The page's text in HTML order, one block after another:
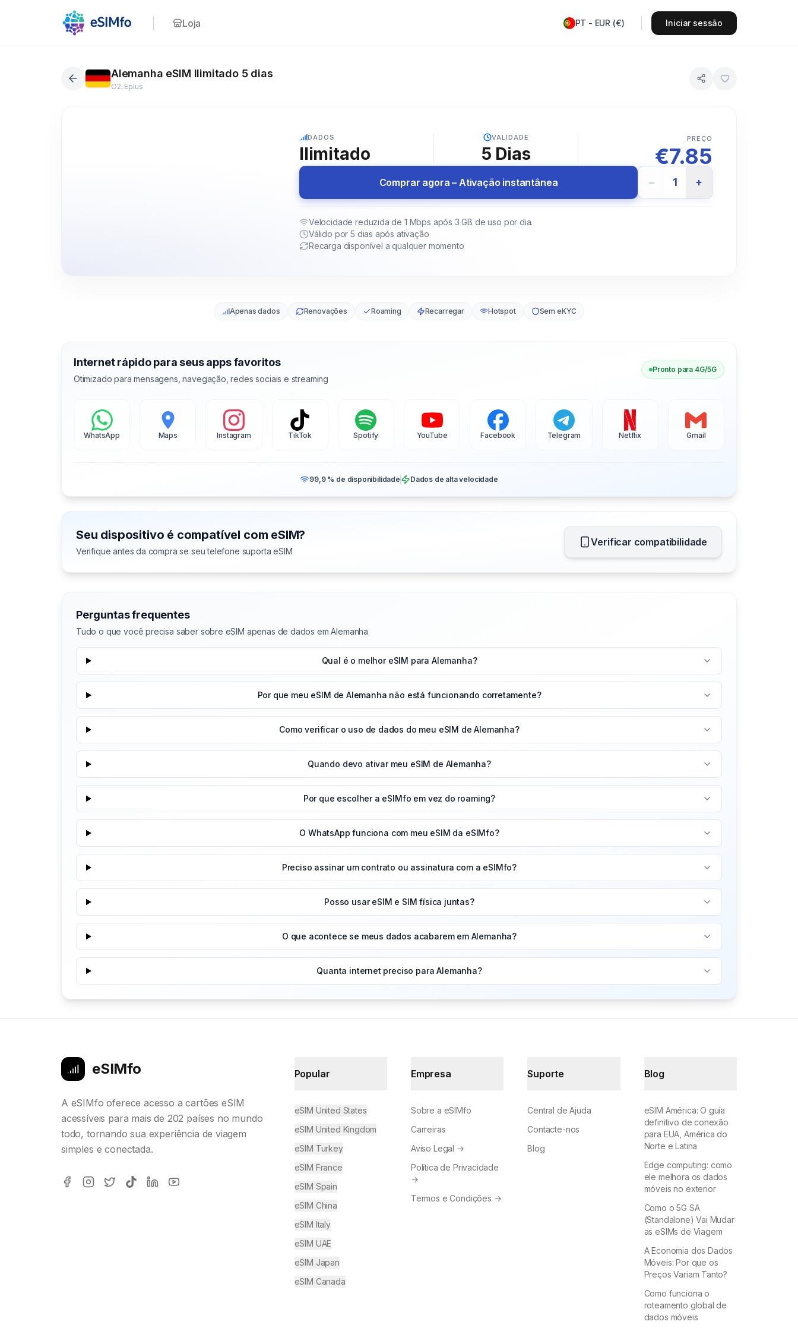
Loja PT - EUR (€) Iniciar sessão
Alemanha eSIM Ilimitado 5 dias
O2, Eplus
DADOS
Ilimitado
VALIDADE
5 Dias
PREÇO
€7.85
Comprar agora – Ativação instantânea − 1 +
Velocidade reduzida de 1 Mbps após 3 GB de uso por dia.
Válido por 5 dias após ativação
Recarga disponível a qualquer momento
Apenas dados Renovações Roaming Recarregar Hotspot Sem eKYC
Internet rápido para seus apps favoritos
Otimizado para mensagens, navegação, redes sociais e streaming
Pronto para 4G/5G
WhatsApp Maps Instagram TikTok Spotify YouTube Facebook Telegram Netflix Gmail
99,9 % de disponibilidade Dados de alta velocidade
Seu dispositivo é compatível com eSIM?
Verifique antes da compra se seu telefone suporta eSIM
Verificar compatibilidade
Perguntas frequentes
Tudo o que você precisa saber sobre eSIM apenas de dados em Alemanha
Qual é o melhor eSIM para Alemanha?
Por que meu eSIM de Alemanha não está funcionando corretamente?
Como verificar o uso de dados do meu eSIM de Alemanha?
Quando devo ativar meu eSIM de Alemanha?
Por que escolher a eSIMfo em vez do roaming?
O WhatsApp funciona com meu eSIM da eSIMfo?
Preciso assinar um contrato ou assinatura com a eSIMfo?
Posso usar eSIM e SIM física juntas?
O que acontece se meus dados acabarem em Alemanha?
Quanta internet preciso para Alemanha?
eSIMfo
A eSIMfo oferece acesso a cartões eSIM
acessíveis para mais de 202 países no mundo
todo, tornando sua experiência de viagem
simples e conectada.
Popular
eSIM United States
eSIM United Kingdom
eSIM Turkey
eSIM France
eSIM Spain
eSIM China
eSIM Italy
eSIM UAE
eSIM Japan
eSIM Canada
Empresa
Sobre a eSIMfo
Carreiras
Aviso Legal →
Política de Privacidade
→
Termos e Condições →
Suporte
Central de Ajuda
Contacte-nos
Blog
Blog
eSIM América: O guia
definitivo de conexão
para EUA, América do
Norte e Latina
Edge computing: como
ele melhora os dados
móveis no exterior
Como o 5G SA
(Standalone) Vai Mudar
as eSIMs de Viagem
A Economia dos Dados
Móveis: Por que os
Preços Variam Tanto?
Como funciona o
roteamento global de
dados móveis